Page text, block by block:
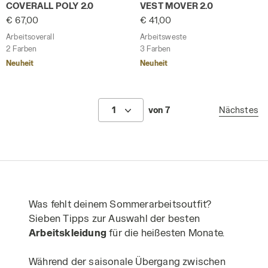
COVERALL POLY 2.0
€ 67,00
Arbeitsoverall
2 Farben
Neuheit
VEST MOVER 2.0
€ 41,00
Arbeitsweste
3 Farben
Neuheit
1 von 7 Nächstes
Was fehlt deinem Sommerarbeitsoutfit?
Sieben Tipps zur Auswahl der besten
Arbeitskleidung für die heißesten Monate.
Während der saisonale Übergang zwischen